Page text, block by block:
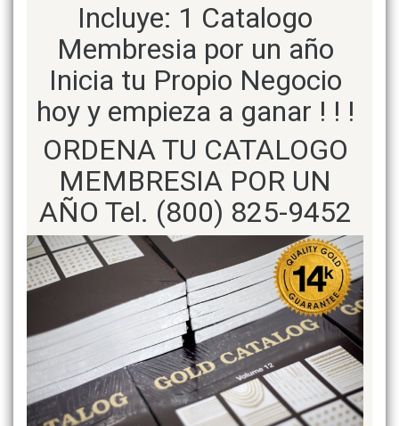
Incluye: 1 Catalogo
Membresia por un año
Inicia tu Propio Negocio
hoy y empieza a ganar ! ! !
ORDENA TU CATALOGO
MEMBRESIA POR UN
AÑO Tel. (800) 825-9452